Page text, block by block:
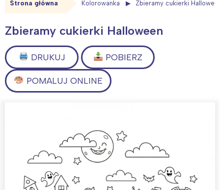
Strona główna Kolorowanka Zbieramy cukierki
Zbieramy cukierki Halloween
DRUKUJ POBIERZ
POMALUJ ONLINE